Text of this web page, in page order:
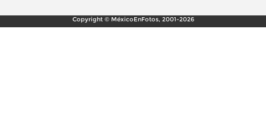
Copyright © MéxicoEnFotos, 2001-2026